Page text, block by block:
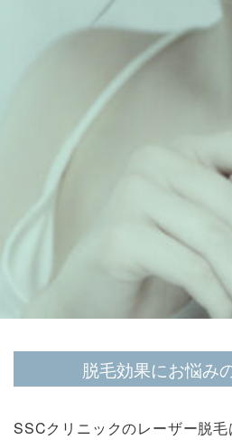
脱毛効果にお悩み
SSCクリニックのレーザー脱